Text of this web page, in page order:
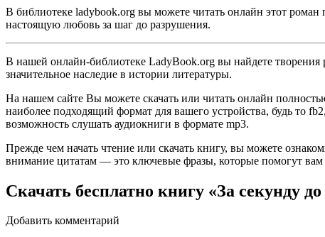
В библиотеке ladybook.org вы можете читать онлайн этот
настоящую любовь за шаг до разрушения.
В нашей онлайн-библиотеке LadyBook.org вы найдете творения
значительное наследие в истории литературы.
На нашем сайте Вы можете скачать или читать онлайн
наиболее подходящий формат для вашего устройства, будь то
возможность слушать аудиокниги в формате mp3.
Прежде чем начать чтение или скачать книгу, вы можете
внимание цитатам — это ключевые фразы, которые помогут
Скачать бесплатно книгу «За секунду
Добавить комментарий